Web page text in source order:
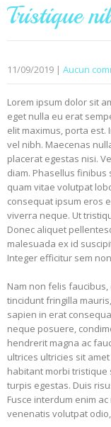
Tristique
11/09/2019 | Aucun
Lorem ipsum dolor sit
eget nulla eu erat
elit maximus, porta est.
vel nibh. Maecenas
placerat egestas nisi.
diam. Phasellus
quam vitae volutpat
consequat ipsum eros
viverra neque. Ut
Donec aliquet
malesuada ex id
Integer efficitur sem
Nam non felis
tincidunt fringilla
sapien in erat
neque posuere,
hendrerit magna ac
ultrices ultricies sit
habitant morbi
turpis egestas. Duis
Fusce interdum enim
venenatis volutpat